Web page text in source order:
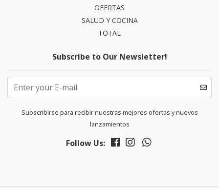
OFERTAS
SALUD Y COCINA
TOTAL
Subscribe to Our Newsletter!
Subscribirse para recibir nuestras mejores ofertas y nuevos
lanzamientos
Follow Us: